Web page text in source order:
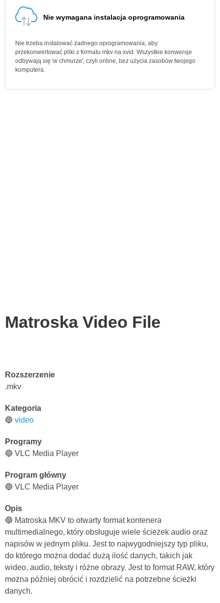
Nie wymagana instalacja oprogramowania
Nie trzeba instalować żadnego oprogramowania, aby
przekonwertować pliki z formatu mkv na xvid. Wszystkie konwersje
odbywają się 'w chmurze', czyli online, bez użycia zasobów twojego
komputera.
Matroska Video File
Rozszerzenie
.mkv
Kategoria
🔵 video
Programy
🔵 VLC Media Player
Program główny
🔵 VLC Media Player
Opis
🔵 Matroska MKV to otwarty format kontenera
multimedialnego, który obsługuje wiele ścieżek audio oraz
napisów w jednym pliku. Jest to najwygodniejszy typ pliku,
do którego można dodać dużą ilość danych, takich jak
wideo, audio, teksty i różne obrazy. Jest to format RAW, który
można później obrócić i rozdzielić na potrzebne ścieżki
danych.